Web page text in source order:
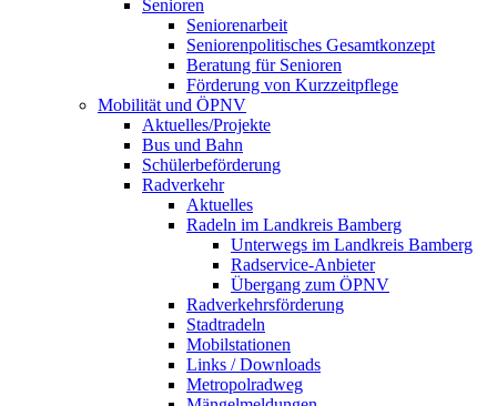
Senioren
Seniorenarbeit
Seniorenpolitisches Gesamtkonzept
Beratung für Senioren
Förderung von Kurzzeitpflege
Mobilität und ÖPNV
Aktuelles/Projekte
Bus und Bahn
Schülerbeförderung
Radverkehr
Aktuelles
Radeln im Landkreis Bamberg
Unterwegs im Landkreis Bamberg
Radservice-Anbieter
Übergang zum ÖPNV
Radverkehrsförderung
Stadtradeln
Mobilstationen
Links / Downloads
Metropolradweg